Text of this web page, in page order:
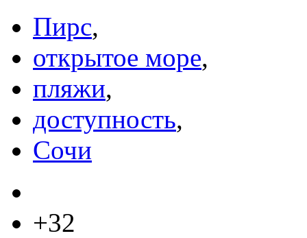
Пирс,
открытое море,
пляжи,
доступность,
Сочи
+32